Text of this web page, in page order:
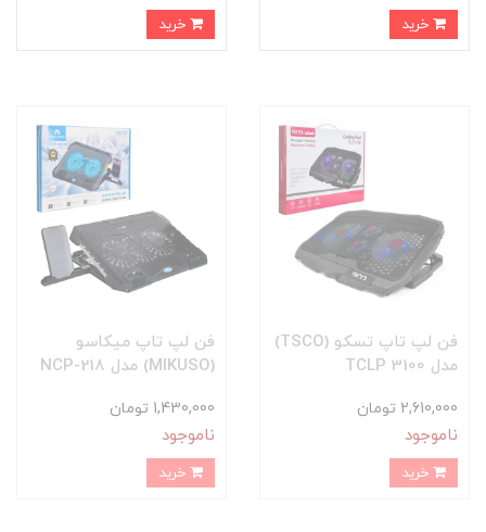
فن لپ تاپ تسکو (TSCO)
مدل TCLP 3100
2,610,000 تومان
ناموجود
فن لپ تاپ میکاسو
(MIKUSO) مدل NCP-218
1,430,000 تومان
ناموجود